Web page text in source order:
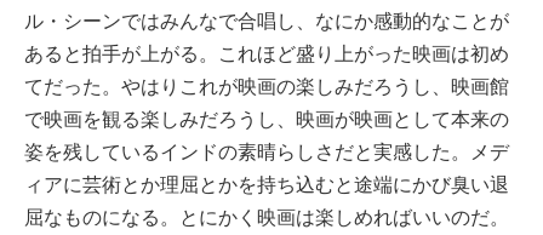
ル・シーンではみんなで合唱し、なにか感動的なことが
あると拍手が上がる。これほど盛り上がった映画は初め
てだった。やはりこれが映画の楽しみだろうし、映画館
で映画を観る楽しみだろうし、映画が映画として本来の
姿を残しているインドの素晴らしさだと実感した。メデ
ィアに芸術とか理屈とかを持ち込むと途端にかび臭い退
屈なものになる。とにかく映画は楽しめればいいのだ。